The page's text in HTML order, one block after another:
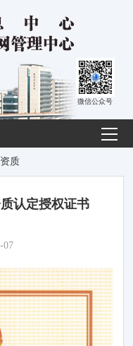
微信公众号
质
认定授权证书
07